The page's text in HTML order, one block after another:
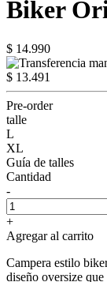
Biker
$ 14.990
$ 13.491
Pre-order
talle
L
XL
Guía de talles
Cantidad
-
+
Agregar al carrito
Campera estilo
diseño oversize